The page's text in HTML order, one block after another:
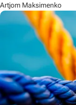
Artjom Maksimenko